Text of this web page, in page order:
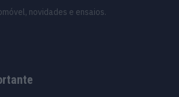
novidades e ensaios.